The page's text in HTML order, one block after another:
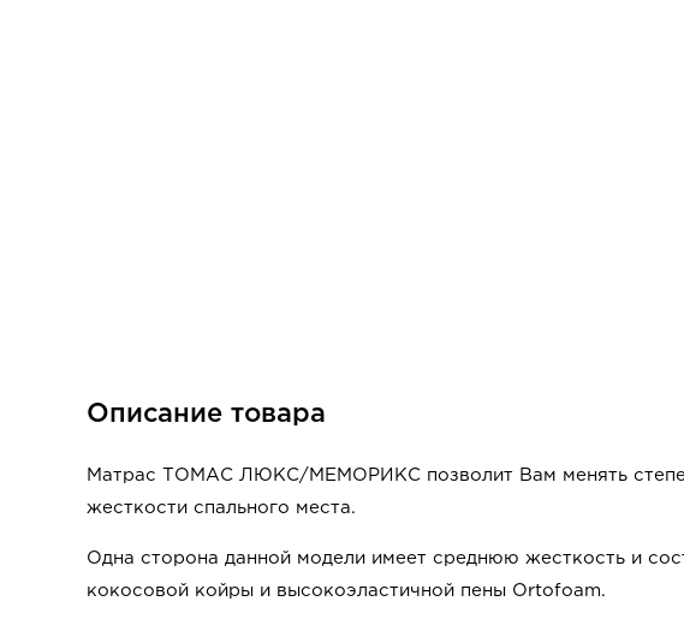
Описание товара
Матрас ТОМАС ЛЮКС/МЕМОРИКС позволит Вам менять
жесткости спального места.
Одна сторона данной модели имеет среднюю жесткость и
кокосовой койры и высокоэластичной пены Ortofoam.